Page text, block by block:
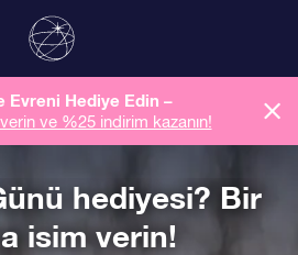
Evreni Hediye Edin –
verin ve %25 indirim kazanın!
hediyesi? Bir
isim verin!